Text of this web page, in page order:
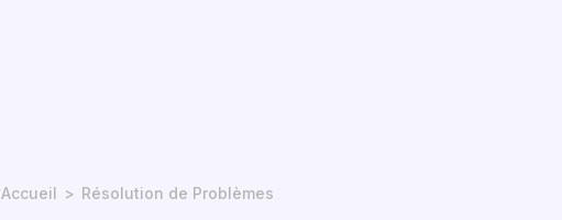
Accueil Résolution de Problèmes